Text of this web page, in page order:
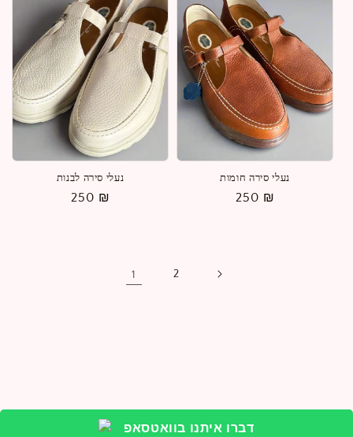
נעלי סירה לבנות
מחיר
250 ₪
נעלי סירה חומות
מחיר
250 ₪
1 2
דברו איתנו בוואטסאפ